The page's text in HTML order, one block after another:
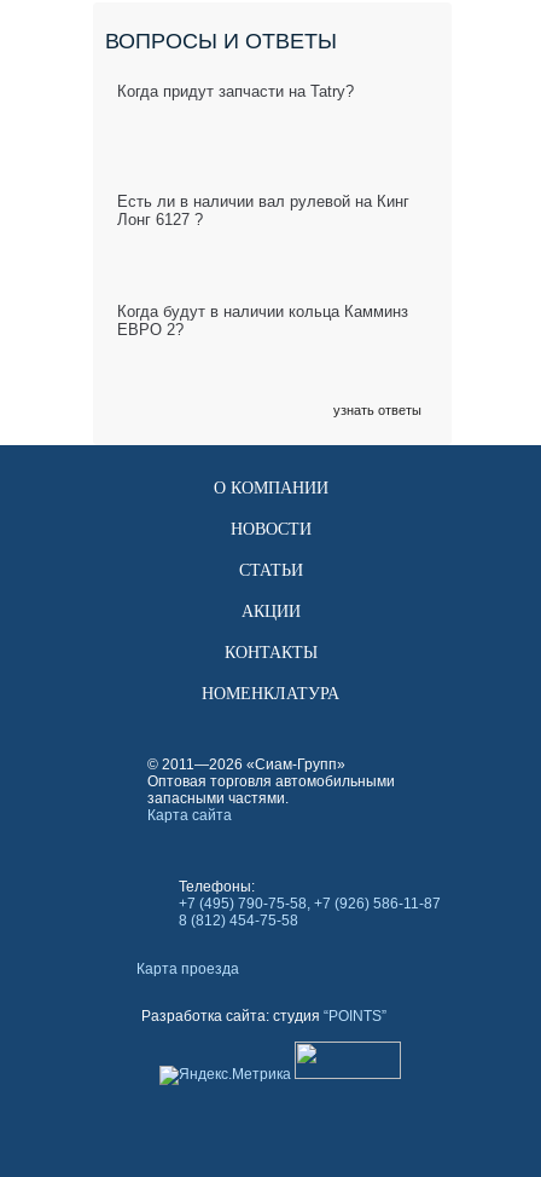
ВОПРОСЫ И ОТВЕТЫ
Когда придут запчасти на Tatry?
Есть ли в наличии вал рулевой на Кинг
Лонг 6127 ?
Когда будут в наличии кольца Камминз
ЕВРО 2?
узнать ответы
О КОМПАНИИ
НОВОСТИ
СТАТЬИ
АКЦИИ
КОНТАКТЫ
НОМЕНКЛАТУРА
© 2011—2026 «Сиам-Групп»
Оптовая торговля автомобильными
запасными частями.
Карта сайта
Телефоны:
+7 (495) 790-75-58, +7 (926) 586-11-87
8 (812) 454-75-58
Карта проезда
Разработка сайта: студия “POINTS”